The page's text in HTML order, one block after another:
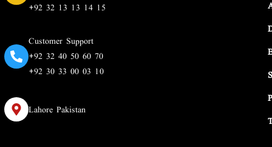
+92 32 13 13 14 15
Customer Support
+92 32 40 50 60 70
+92 30 33 00 03 10
Lahore Pakistan